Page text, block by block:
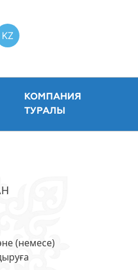
KZ
КОМПАНИЯ
ТУРАЛЫ
(немесе)